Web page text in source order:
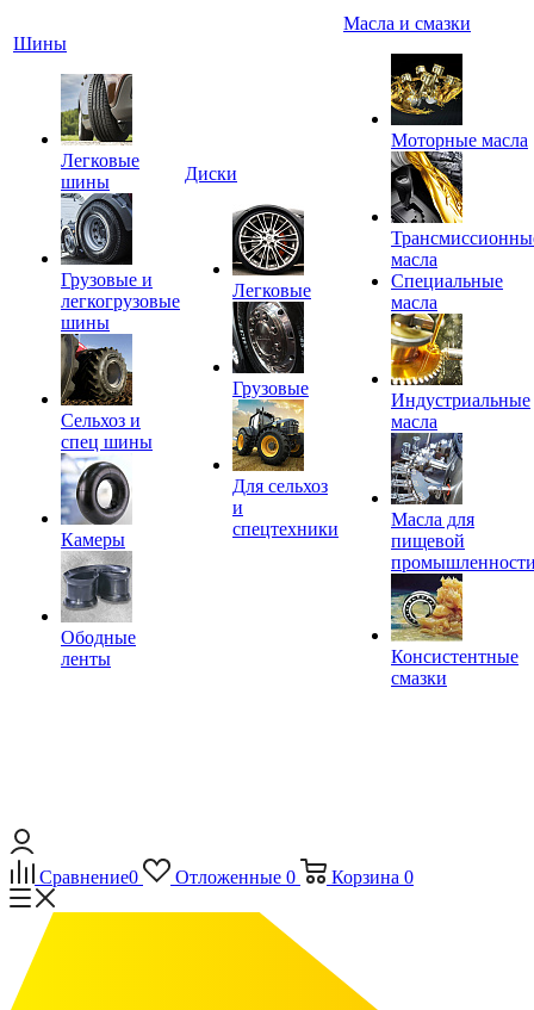
Шины
Легковые
шины
Грузовые и
легкогрузовые
шины
Сельхоз и
спец шины
Камеры
Ободные
ленты
Диски
Легковые
Грузовые
Для сельхоз
и
спецтехники
Масла и смазки
Моторные масла
масла
Специальные
масла
Индустриальные
масла
Масла для
пищевой
Консистентные
смазки
Сравнение0 Отложенные 0 Корзина 0